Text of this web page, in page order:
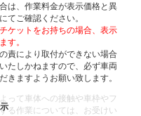
は、作業料金が表示価格と異
てご確認ください。
ケットをお持ちの場合、表示
す。
責により取付ができない場合
たしかねますので、必ず車両
きますようお願い致します。
って車体への接触や車枠やフ
る作業については、お受けい